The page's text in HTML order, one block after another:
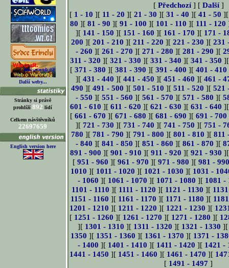
Další weby...
Stránky si právě
prohlíží 892 lidí
Celkem návštěvníků
22697659
English version here
[ Předchozí] [ Další]
[ 1 - 10 ][ 11 - 20 ][ 21 - 30 ][ 31 - 40 ][ 41 - 50
80 ][81 - 90 ][91 - 100 ][ 101 - 110 ][ 111 - 120
][ 141 - 150 ][ 151 - 160 ][ 161 - 170 ][ 171 -
200 ][ 201 - 210 ][ 211 - 220 ][ 221 - 230 ][ 231
- 260 ][ 261 - 270 ][ 271 - 280 ][ 281 - 290 ][
311 - 320 ][ 321 - 330 ][ 331 - 340 ][ 341 - 350
[ 371 - 380 ][ 381 - 390 ][ 391 - 400 ][ 401 - 410
][ 431 - 440 ][ 441 - 450 ][ 451 - 460 ][ 461 -
490 ][ 491 - 500 ][ 501 - 510 ][ 511 - 520 ][ 521
- 550 ][ 551 - 560 ][ 561 - 570 ][ 571 - 580 ][
601 - 610 ][ 611 - 620 ][ 621 - 630 ][ 631 - 640
[ 661 - 670 ][ 671 - 680 ][ 681 - 690 ][ 691 - 700
][ 721 - 730 ][ 731 - 740 ][ 741 - 750 ][ 751 -
780 ][ 781 - 790 ][ 791 - 800 ][ 801 - 810 ][ 811
- 840 ][ 841 - 850 ][ 851 - 860 ][ 861 - 870 ][
891 - 900 ][ 901 - 910 ][ 911 - 920 ][ 921 - 930
[951 - 960 ][961 - 970 ][971 - 980 ][981 -
1010 ][ 1011 - 1020 ][ 1021 - 1030 ][ 1031 -
- 1060 ][ 1061 - 1070 ][ 1071 - 1080 ][ 1081 -
1101 - 1110 ][ 1111 - 1120 ][ 1121 - 1130 ][
1151 - 1160 ][ 1161 - 1170 ][ 1171 - 1180 ][
1201 - 1210 ][ 1211 - 1220 ][ 1221 - 1230 ][
[ 1251 - 1260 ][ 1261 - 1270 ][ 1271 - 1280 ][
][ 1301 - 1310 ][ 1311 - 1320 ][ 1321 - 1330
1350 ][ 1351 - 1360 ][ 1361 - 1370 ][ 1371 -
- 1400 ][ 1401 - 1410 ][ 1411 - 1420 ][ 1421 -
1441 - 1450 ][ 1451 - 1460 ][ 1461 - 1470 ][
[ 1491 - 1497 ]